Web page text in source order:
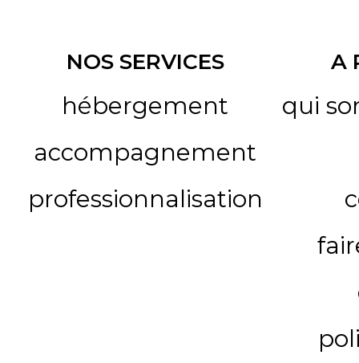
NOS SERVICES
hébergement
accompagnement
professionnalisation
A
qui